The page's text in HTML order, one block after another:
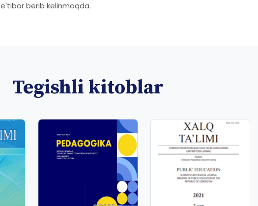
e'tibor berib kelinmoqda.
Tegishli kitoblar